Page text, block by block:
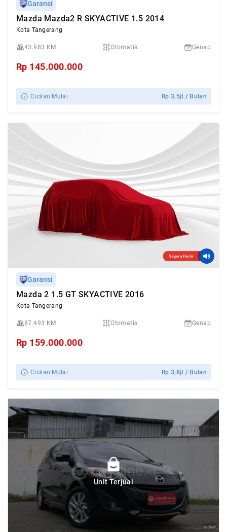
Garansi
Mazda Mazda2 R SKYACTIVE 1.5 2014
Kota Tangerang
43.983 KM Otomatis Genap
Rp 145.000.000
Cicilan Mulai Rp3,5jt / Bulan
Garansi
Mazda 2 1.5 GT SKYACTIVE 2016
Kota Tangerang
87.493 KM Otomatis Genap
Rp 159.000.000
Cicilan Mulai Rp3,8jt / Bulan
Unit Terjual